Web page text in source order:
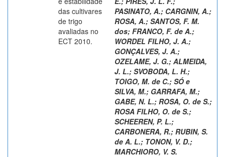
das cultivares
de trigo
avaliadas no
ECT 2010.
PASINATO, A.; CARGNIN, A.;
ROSA, A.; SANTOS, F. M.
dos; FRANCO, F. de A.;
WORDEL FILHO, J. A.;
GONÇALVES, J. A.;
OZELAME, J. G.; ALMEIDA,
J. L.; SVOBODA, L. H.;
TOIGO, M. de C.; SÓ e
SILVA, M.; GARRAFA, M.;
GABE, N. L.; ROSA, O. de S.;
ROSA FILHO, O. de S.;
SCHEEREN, P. L.;
CARBONERA, R.; RUBIN, S.
de A. L.; TONON, V. D.;
MARCHIORO, V. S.